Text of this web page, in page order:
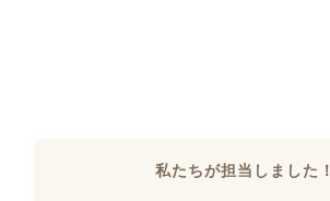
私たちが担当しました！